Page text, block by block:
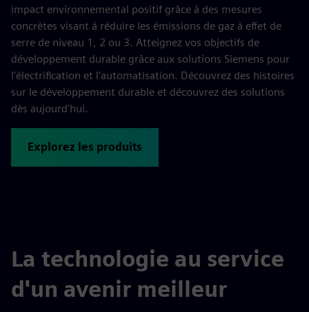
impact environnemental positif grâce à des mesures
concrètes visant à réduire les émissions de gaz à effet de
serre de niveau 1, 2 ou 3. Atteignez vos objectifs de
développement durable grâce aux solutions Siemens pour
l'électrification et l'automatisation. Découvrez des histoires
sur le développement durable et découvrez des solutions
dès aujourd'hui.
Explorez les produits
La technologie au service
d'un avenir meilleur